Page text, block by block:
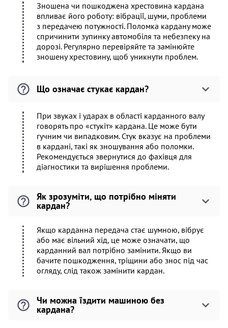
Зношена чи пошкоджена хрестовина кардана
впливає його роботу: вібрації, шуми, проблеми
з передачею потужності. Поломка кардану може
спричинити зупинку автомобіля та небезпеку на
дорозі. Регулярно перевіряйте та замінюйте
зношену хрестовину, щоб уникнути проблем.
Що означає стукає кардан?
При звуках і ударах в області карданного валу
говорять про «стукіт» кардана. Це може бути
гучним чи випадковим. Стук вказує на проблеми
в кардані, такі як зношування або поломки.
Рекомендується звернутися до фахівця для
діагностики та вирішення проблеми.
Як зрозуміти, що потрібно міняти
кардан?
Якщо карданна передача стає шумною, вібрує
або має вільний хід, це може означати, що
карданний вал потрібно замінити. Якщо ви
бачите пошкодження, тріщини або знос під час
огляду, слід також замінити кардан.
Чи можна їздити машиною без
кардана?